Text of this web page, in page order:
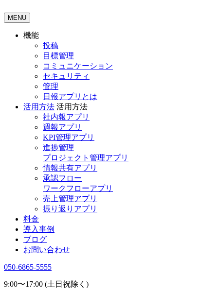
MENU
機能
投稿
目標管理
コミュニケーション
セキュリティ
管理
日報アプリとは
活用方法 活用方法
社内報アプリ
週報アプリ
KPI管理アプリ
進捗管理
プロジェクト管理アプリ
情報共有アプリ
承認フロー
ワークフローアプリ
売上管理アプリ
振り返りアプリ
料金
導入事例
ブログ
お問い合わせ
050-6865-5555
9:00〜17:00 (土日祝除く)